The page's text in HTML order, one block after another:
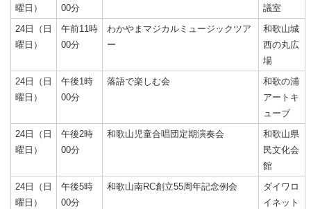
曜日）
00分
議室
24日（日
曜日）
午前11時
00分
わかやまマジカルミュージックツア
ー
和歌山城
西の丸広
場
24日（日
曜日）
午後1時
00分
落語で楽しむ会
和歌の浦
アートキ
ューブ
24日（日
曜日）
午後2時
00分
和歌山児童合唱団定期演奏会
和歌山県
民文化会
館
24日（日
曜日）
午後5時
00分
和歌山南RC創立55周年記念例会
ダイワロ
イネット